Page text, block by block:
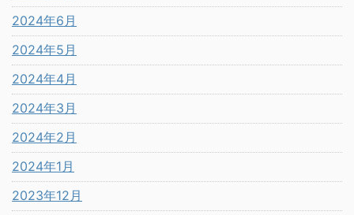
2024年6月
2024年5月
2024年4月
2024年3月
2024年2月
2024年1月
2023年12月